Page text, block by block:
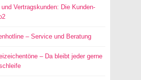
und Vertragskunden: Die Kunden-
– Service und Beratung
– Da bleibt jeder gerne